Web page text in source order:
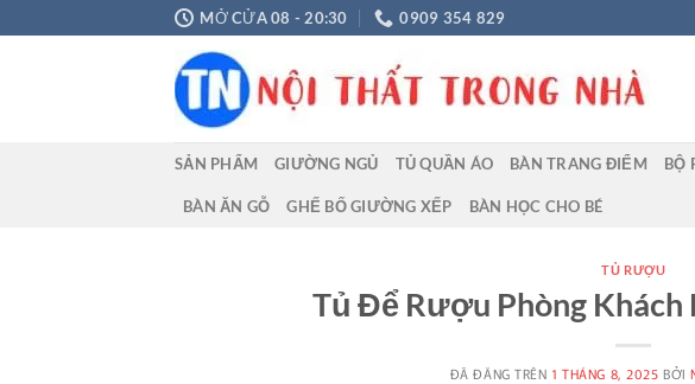
đến
MỞ CỬA 08 - 20:30 0909 354 829
SẢN PHẨM GIƯỜNG NGỦ TỦ QUẦN ÁO BÀN TRANG ĐIỂM BỘ
BÀN ĂN GỖ GHẾ BỐ GIƯỜNG XẾP BÀN HỌC CHO BÉ
TỦ RƯỢU
Tủ Để Rượu Phòng Khách
ĐÃ ĐĂNG TRÊN 1 THÁNG 8, 2025 BỞI